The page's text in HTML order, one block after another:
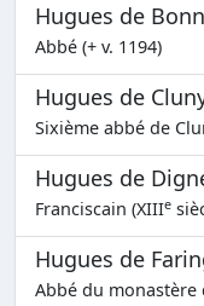
Hugues de
Abbé (+ v. 1194)
Hugues de
Sixième abbé de
Hugues de
Franciscain (XIIIe
Hugues de
Abbé du monastère